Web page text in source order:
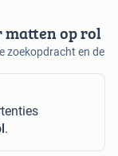
matten op rol
zoekopdracht en de
.